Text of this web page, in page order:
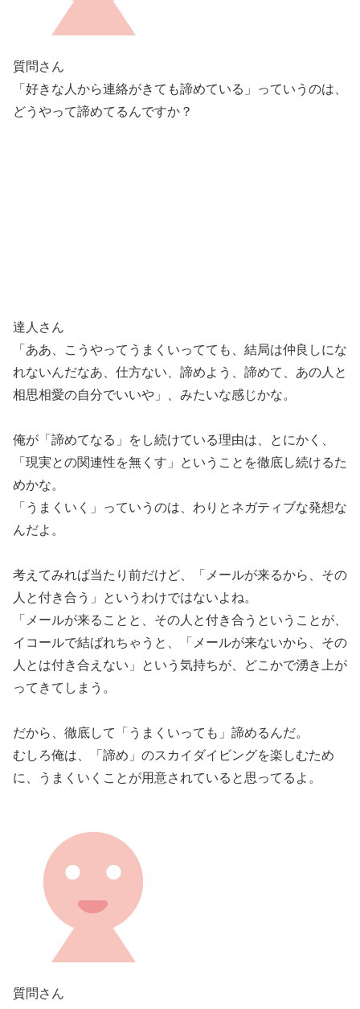
質問さん
「好きな人から連絡がきても諦めている」っていうのは、
どうやって諦めてるんですか？
達人さん
「ああ、こうやってうまくいってても、結局は仲良しにな
れないんだなあ、仕方ない、諦めよう、諦めて、あの人と
相思相愛の自分でいいや」、みたいな感じかな。
俺が「諦めてなる」をし続けている理由は、とにかく、
「現実との関連性を無くす」ということを徹底し続けるた
めかな。
「うまくいく」っていうのは、わりとネガティブな発想な
んだよ。
考えてみれば当たり前だけど、「メールが来るから、その
人と付き合う」というわけではないよね。
「メールが来ることと、その人と付き合うということが、
イコールで結ばれちゃうと、「メールが来ないから、その
人とは付き合えない」という気持ちが、どこかで湧き上が
ってきてしまう。
だから、徹底して「うまくいっても」諦めるんだ。
むしろ俺は、「諦め」のスカイダイビングを楽しむため
に、うまくいくことが用意されていると思ってるよ。
質問さん